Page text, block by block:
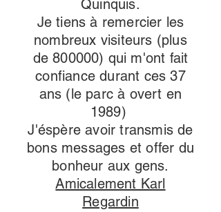
Quinquis.
Je tiens à remercier les
nombreux visiteurs (plus
de 800000) qui m'ont fait
confiance durant ces 37
ans (le parc à overt en
1989)
J'éspère avoir transmis de
bons messages et offer du
bonheur aux gens.
Amicalement Karl
Regardin